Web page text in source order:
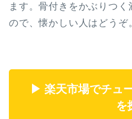
ます。骨付きをかぶりつ
ので、懐かしい人はどうぞ
▶ 楽天市場でチュ
を